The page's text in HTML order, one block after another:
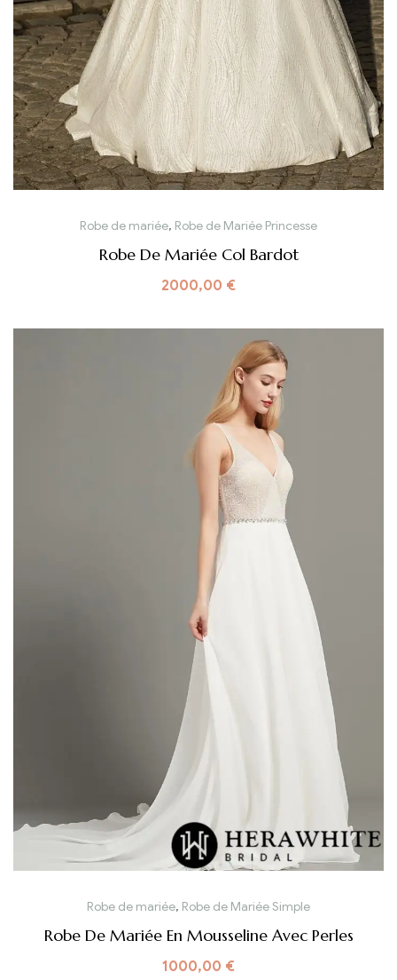
Robe de mariée, Robe de Mariée Princesse
Robe De Mariée Col Bardot
2000,00 €
Robe de mariée, Robe de Mariée Simple
Robe De Mariée En Mousseline Avec Perles
1000,00 €